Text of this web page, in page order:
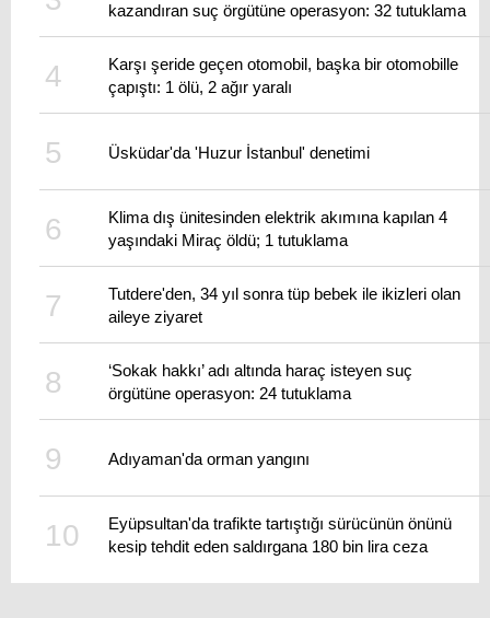
kazandıran suç örgütüne operasyon: 32 tutuklama
Karşı şeride geçen otomobil, başka bir otomobille
çapıştı: 1 ölü, 2 ağır yaralı
Üsküdar'da 'Huzur İstanbul' denetimi
Klima dış ünitesinden elektrik akımına kapılan 4
yaşındaki Miraç öldü; 1 tutuklama
Tutdere'den, 34 yıl sonra tüp bebek ile ikizleri olan
aileye ziyaret
‘Sokak hakkı’ adı altında haraç isteyen suç
örgütüne operasyon: 24 tutuklama
Adıyaman'da orman yangını
Eyüpsultan'da trafikte tartıştığı sürücünün önünü
kesip tehdit eden saldırgana 180 bin lira ceza